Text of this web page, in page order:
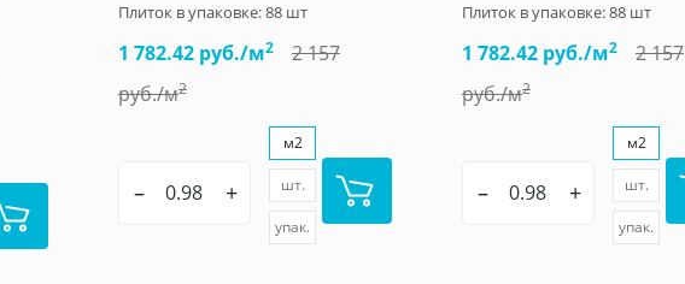
Плиток в упаковке:88 шт
1 782.42 руб./м2
2 157
руб./м2
– +
м2
шт.
упак.
Плиток в упаковке:88 шт
1 782.42 руб./м2
2 157
руб./м2
– +
м2
шт.
упак.